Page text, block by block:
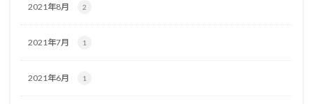
2021年8月 2
2021年7月 1
2021年6月 1